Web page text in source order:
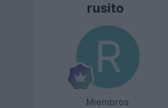
rusito
Miembros